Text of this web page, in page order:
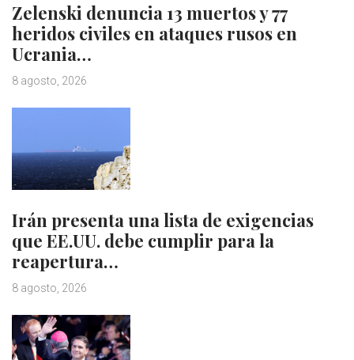
Zelenski denuncia 13 muertos y 77
heridos civiles en ataques rusos en
Ucrania…
8 agosto, 2026
Irán presenta una lista de exigencias
que EE.UU. debe cumplir para la
reapertura…
8 agosto, 2026